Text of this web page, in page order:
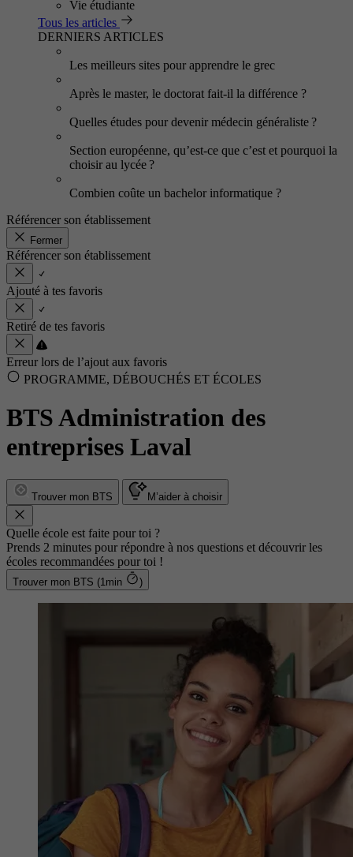
Vie étudiante
Tous les articles
DERNIERS ARTICLES
Les meilleurs sites pour apprendre le grec
Après le master, le doctorat fait-il la différence ?
Quelles études pour devenir médecin généraliste ?
Section européenne, qu’est-ce que c’est et pourquoi la
choisir au lycée ?
Combien coûte un bachelor informatique ?
Référencer son établissement
Fermer
Référencer son établissement
Ajouté à tes favoris
Retiré de tes favoris
Erreur lors de l’ajout aux favoris
PROGRAMME, DÉBOUCHÉS ET ÉCOLES
BTS Administration des
entreprises Laval
Trouver mon BTS M’aider à choisir
Quelle école est faite pour toi ?
Prends 2 minutes pour répondre à nos questions et découvrir les
écoles recommandées pour toi !
Trouver mon BTS (1min )